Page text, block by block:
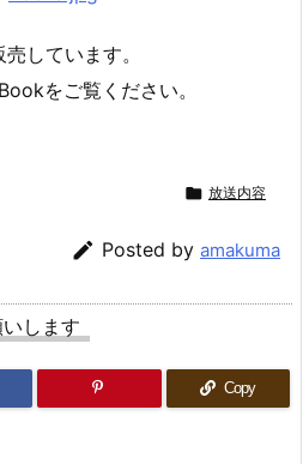
しています。
をご覧ください。
 放送内容
 Posted by amakuma
します
Copy